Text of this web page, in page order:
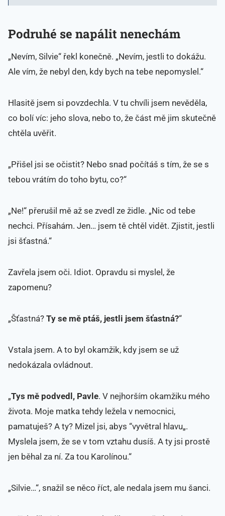
Podruhé se napálit nenechám
„Nevím, Silvie“ řekl konečně. „Nevím, jestli to dokážu.
Ale vím, že nebyl den, kdy bych na tebe nepomyslel.“
Hlasitě jsem si povzdechla. V tu chvíli jsem nevěděla,
co bolí víc: jeho slova, nebo to, že část mě jim skutečně
chtěla uvěřit.
„Přišel jsi se očistit? Nebo snad počítáš s tím, že se s
tebou vrátím do toho bytu, co?“
„Ne!“ přerušil mě až se zvedl ze židle. „Nic od tebe
nechci. Přísahám. Jen… jsem tě chtěl vidět. Zjistit, jestli
jsi šťastná.“
Zavřela jsem oči. Idiot. Opravdu si myslel, že
zapomenu?
„Šťastná? Ty se mě ptáš, jestli jsem šťastná?“
Vstala jsem. A to byl okamžik, kdy jsem se už
nedokázala ovládnout.
„Tys mě podvedl, Pavle. V nejhorším okamžiku mého
života. Moje matka tehdy ležela v nemocnici,
pamatuješ? A ty? Mizel jsi, abys “vyvětral hlavu„.
Myslela jsem, že se v tom vztahu dusíš. A ty jsi prostě
jen běhal za ní. Za tou Karolínou.“
„Silvie…“, snažil se něco říct, ale nedala jsem mu šanci.